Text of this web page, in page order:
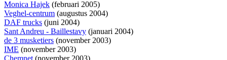
Monica Hajek (februari 2005)
Veghel-centrum (augustus 2004)
DAF trucks (juni 2004)
Sant Andreu - Baillestavy (januari 2004)
de 3 musketiers (november 2003)
IME (november 2003)